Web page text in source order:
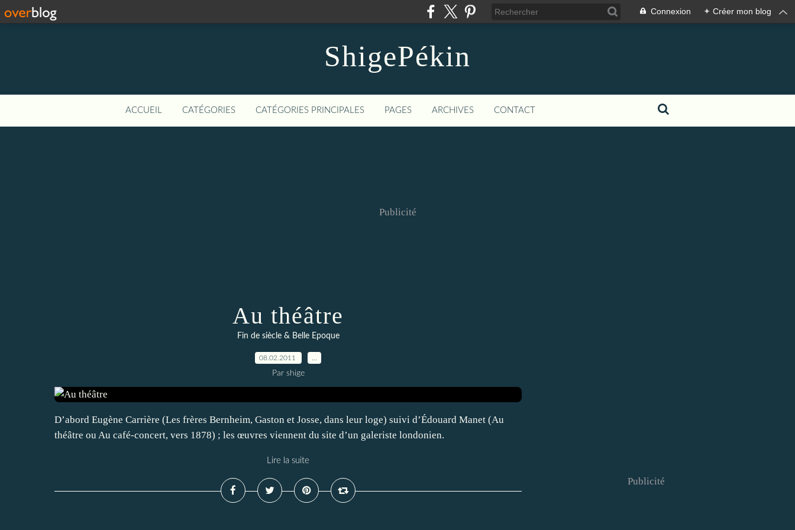
Connexion + Créer mon blog
ShigePékin
ACCUEIL CATÉGORIES CATÉGORIES PRINCIPALES PAGES ARCHIVES CONTACT
Publicité
Au théâtre
Fin de siècle & Belle Epoque
08.02.2011
Par shige
D’abord Eugène Carrière (Les frères Bernheim, Gaston et Josse, dans leur loge) suivi d’Édouard Manet (Au
théâtre ou Au café-concert, vers 1878) ; les œuvres viennent du site d’un galeriste londonien.
Lire la suite
Publicité